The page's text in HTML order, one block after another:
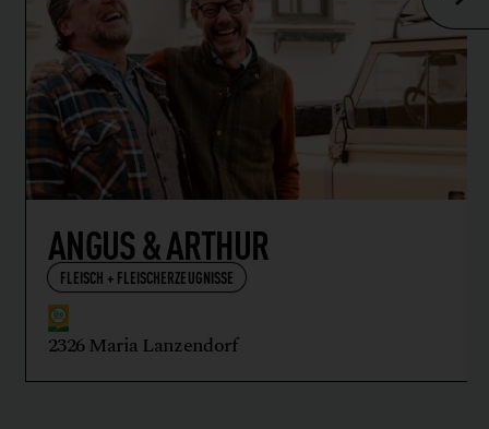
ANGUS & ARTHUR
FLEISCH + FLEISCHERZEUGNISSE
2326 Maria Lanzendorf